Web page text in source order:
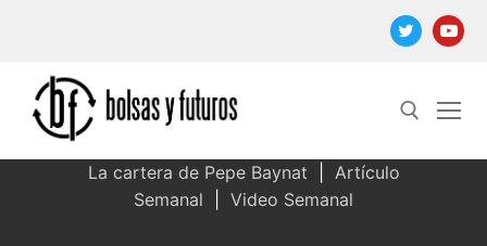
Buscar:
La cartera de Pepe Baynat
Artículo
Semanal
Video Semanal